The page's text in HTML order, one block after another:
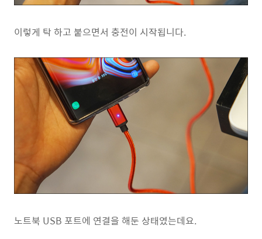
이렇게 탁 하고 붙으면서 충전이 시작됩니다.
노트북 USB 포트에 연결을 해둔 상태였는데요.